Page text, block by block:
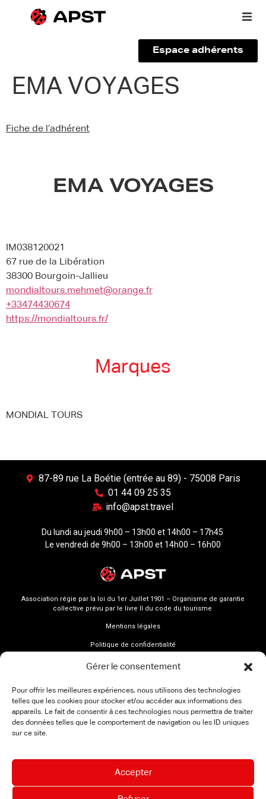
Gérer le consentement
Pour offrir les meilleures expériences, nous utilisons des technologies
telles que les cookies pour stocker et/ou accéder aux informations des
appareils. Le fait de consentir à ces technologies nous permettra de traiter
des données telles que le comportement de navigation ou les ID uniques
sur ce site.
Accepter
Qui sommes-nous ?
Espace adhérents
EMA VOYAGES
Fiche de l’adhérent
EMA VOYAGES
IM038120021
67 rue de la Libération
38300 Bourgoin-Jallieu
mondialtours.mehmet@orange.fr
+33474430674
https://mondialtours.fr/
Marques
MONDIAL TOURS
87-89 rue La Boétie (entrée au 89) - 75008 Paris
01 44 09 25 35
info@apst.travel
Du lundi au jeudi 9h00 – 13h00 et 14h00 – 17h45
Le vendredi de 9h00 – 13h00 et 14h00 – 16h00
Association régie par la loi du 1er Juillet 1901 – Organisme de garantie
collective prévu par le livre II du code du tourisme
Mentions légales
Politique de confidentialité